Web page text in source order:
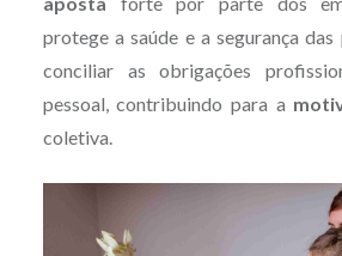
protege a saúde e a segurança
conciliar as obrigações
pessoal, contribuindo para a
coletiva.